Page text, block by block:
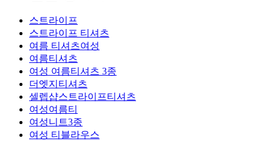
스트라이프
스트라이프 티셔츠
여름 티셔츠여성
여름티셔츠
여성 여름티셔츠 3종
더엣지티셔츠
셀렙샵스트라이프티셔츠
여성여름티
여성니트3종
여성 티블라우스